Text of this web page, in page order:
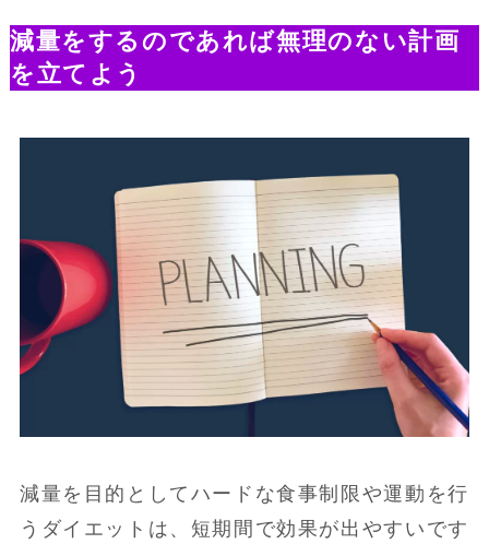
減量をするのであれば無理のない計画
を立てよう
減量を目的としてハードな食事制限や運動を行
うダイエットは、短期間で効果が出やすいです